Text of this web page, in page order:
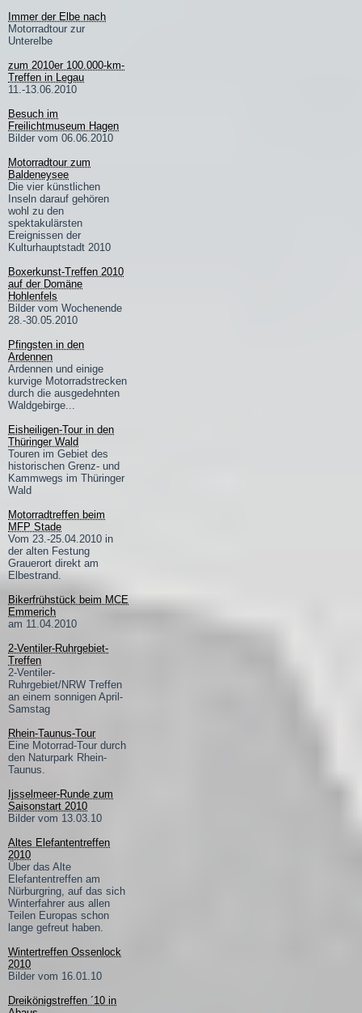
Immer der Elbe nach
Motorradtour zur
Unterelbe
zum 2010er 100.000-km-
Treffen in Legau
11.-13.06.2010
Besuch im
Freilichtmuseum Hagen
Bilder vom 06.06.2010
Motorradtour zum
Baldeneysee
Die vier künstlichen
Inseln darauf gehören
wohl zu den
spektakulärsten
Ereignissen der
Kulturhauptstadt 2010
Boxerkunst-Treffen 2010
auf der Domäne
Hohlenfels
Bilder vom Wochenende
28.-30.05.2010
Pfingsten in den
Ardennen
Ardennen und einige
kurvige Motorradstrecken
durch die ausgedehnten
Waldgebirge...
Eisheiligen-Tour in den
Thüringer Wald
Touren im Gebiet des
historischen Grenz- und
Kammwegs im Thüringer
Wald
Motorradtreffen beim
MFP Stade
Vom 23.-25.04.2010 in
der alten Festung
Grauerort direkt am
Elbestrand.
Bikerfrühstück beim MCE
Emmerich
am 11.04.2010
2-Ventiler-Ruhrgebiet-
Treffen
2-Ventiler-
Ruhrgebiet/NRW Treffen
an einem sonnigen April-
Samstag
Rhein-Taunus-Tour
Eine Motorrad-Tour durch
den Naturpark Rhein-
Taunus.
Ijsselmeer-Runde zum
Saisonstart 2010
Bilder vom 13.03.10
Altes Elefantentreffen
2010
Über das Alte
Elefantentreffen am
Nürburgring, auf das sich
Winterfahrer aus allen
Teilen Europas schon
lange gefreut haben.
Wintertreffen Ossenlock
2010
Bilder vom 16.01.10
Dreikönigstreffen ´10 in